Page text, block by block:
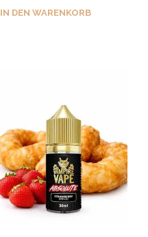
IN DEN WARENKORB